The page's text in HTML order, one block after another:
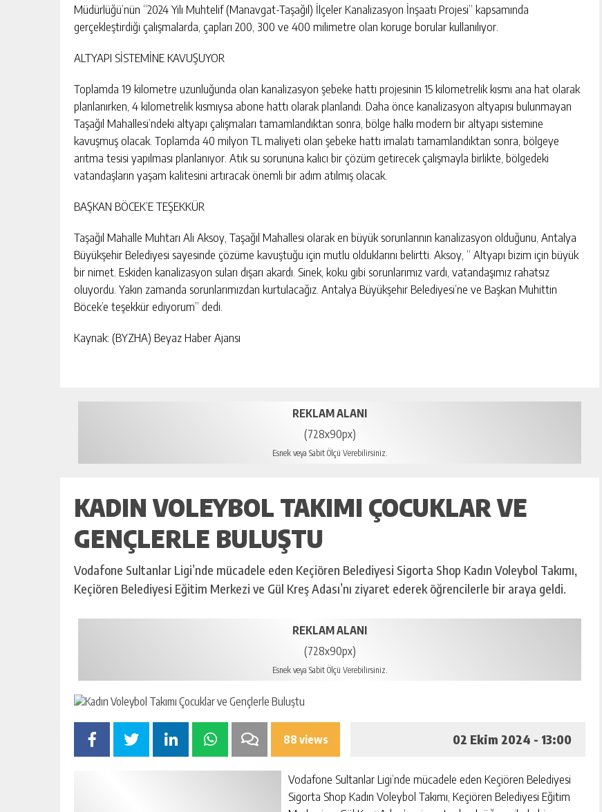
Müdürlüğü’nün “2024 Yılı Muhtelif (Manavgat-Taşağıl) İlçeler Kanalizasyon İnşaatı Projesi” kapsamında
gerçekleştirdiği çalışmalarda, çapları 200, 300 ve 400 milimetre olan koruge borular kullanılıyor.
ALTYAPI SİSTEMİNE KAVUŞUYOR
Toplamda 19 kilometre uzunluğunda olan kanalizasyon şebeke hattı projesinin 15 kilometrelik kısmı ana hat olarak
planlanırken, 4 kilometrelik kısmıysa abone hattı olarak planlandı. Daha önce kanalizasyon altyapısı bulunmayan
Taşağıl Mahallesi’ndeki altyapı çalışmaları tamamlandıktan sonra, bölge halkı modern bir altyapı sistemine
kavuşmuş olacak. Toplamda 40 milyon TL maliyeti olan şebeke hattı imalatı tamamlandıktan sonra, bölgeye
arıtma tesisi yapılması planlanıyor. Atık su sorununa kalıcı bir çözüm getirecek çalışmayla birlikte, bölgedeki
vatandaşların yaşam kalitesini artıracak önemli bir adım atılmış olacak.
BAŞKAN BÖCEK’E TEŞEKKÜR
Taşağıl Mahalle Muhtarı Ali Aksoy, Taşağıl Mahallesi olarak en büyük sorunlarının kanalizasyon olduğunu, Antalya
Büyükşehir Belediyesi sayesinde çözüme kavuştuğu için mutlu olduklarını belirtti. Aksoy, “ Altyapı bizim için büyük
bir nimet. Eskiden kanalizasyon suları dışarı akardı. Sinek, koku gibi sorunlarımız vardı, vatandaşımız rahatsız
oluyordu. Yakın zamanda sorunlarımızdan kurtulacağız. Antalya Büyükşehir Belediyesi’ne ve Başkan Muhittin
Böcek’e teşekkür ediyorum” dedi.
Kaynak: (BYZHA) Beyaz Haber Ajansı
REKLAM ALANI
(728x90px)
Esnek veya Sabit Ölçü Verebilirsiniz.
KADIN VOLEYBOL TAKIMI ÇOCUKLAR VE
GENÇLERLE BULUŞTU
Vodafone Sultanlar Ligi’nde mücadele eden Keçiören Belediyesi Sigorta Shop Kadın Voleybol Takımı,
Keçiören Belediyesi Eğitim Merkezi ve Gül Kreş Adası’nı ziyaret ederek öğrencilerle bir araya geldi.
REKLAM ALANI
(728x90px)
Esnek veya Sabit Ölçü Verebilirsiniz.
88 views 02 Ekim 2024 - 13:00
Vodafone Sultanlar Ligi’nde mücadele eden Keçiören Belediyesi
Sigorta Shop Kadın Voleybol Takımı, Keçiören Belediyesi Eğitim